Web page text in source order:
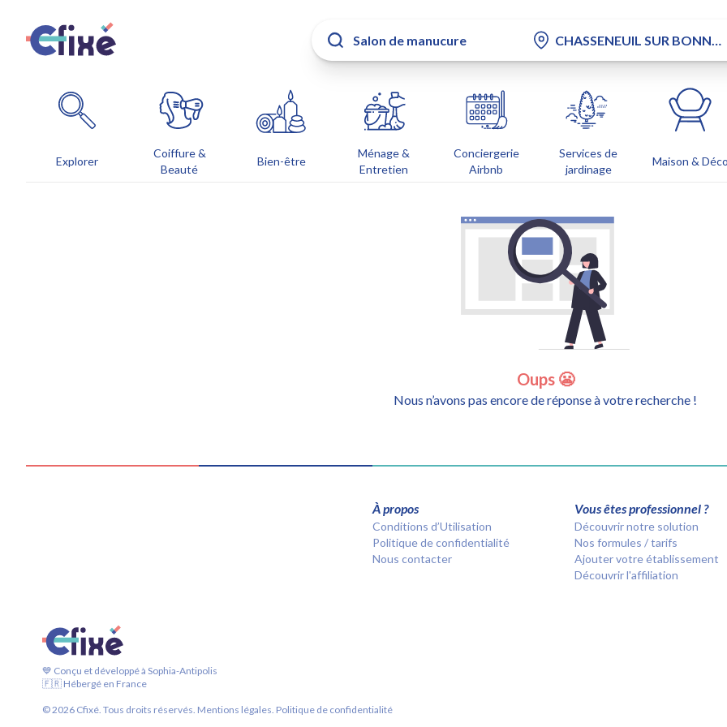
Explorer
Coiffure &
Beauté
Bien-être
Ménage &
Entretien
Conciergerie
Airbnb
Services de
jardinage
Maison & Déco
Oups 😬
Nous n’avons pas encore de réponse à votre recherche !
À propos
Conditions d’Utilisation
Politique de confidentialité
Nous contacter
Vous êtes professionnel ?
Découvrir notre solution
Nos formules / tarifs
Ajouter votre établissement
Découvrir l'affiliation
💙 Conçu et développé à Sophia-Antipolis
🇫🇷 Hébergé en France
©2026 Cfixé. Tous droits réservés. Mentions légales. Politique de confidentialité